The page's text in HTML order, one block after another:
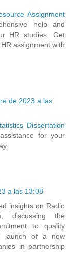
Assignment
help and
HR studies. Get
assignment with
de 2023 a las
Dissertation
for your
a las 13:08
insights on Radio
discussing the
to quality
launch of a new
in partnership